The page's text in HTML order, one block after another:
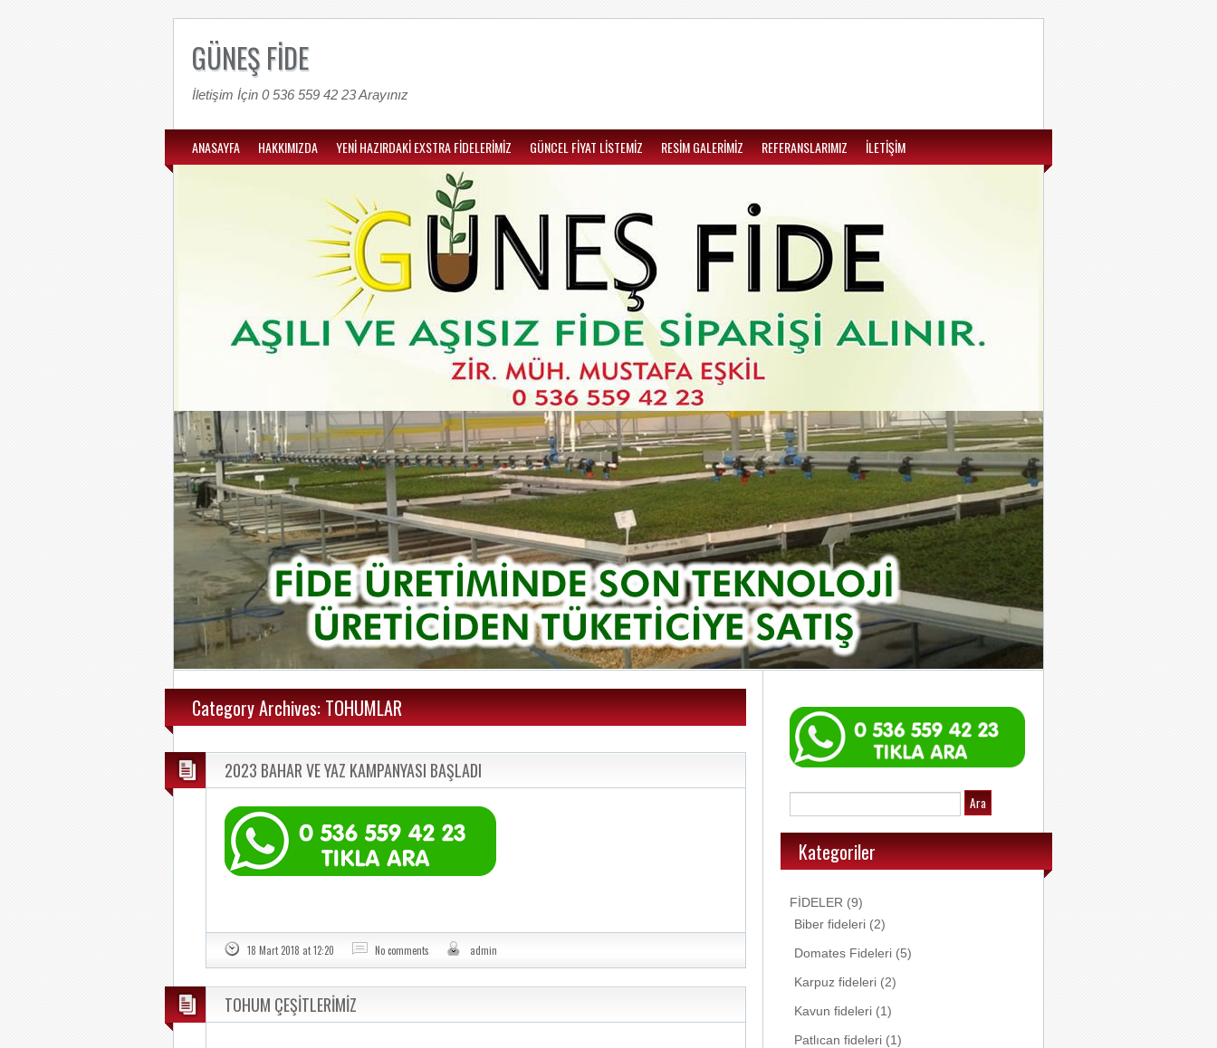
GÜNEŞ FİDE
İletişim İçin 0 536 559 42 23 Arayınız
ANASAYFA HAKKIMIZDA YENİ HAZIRDAKİ EXSTRA FİDELERİMİZ GÜNCEL FİYAT LİSTEMİZ RESİM GALERİMİZ REFERANSLARIMIZ İLETİŞİM
Category Archives: TOHUMLAR
2023 BAHAR VE YAZ KAMPANYASI BAŞLADI
18 Mart 2018 at 12:20 No comments admin
TOHUM ÇEŞİTLERİMİZ
Kategoriler
FİDELER (9)
Biber fideleri (2)
Domates Fideleri (5)
Karpuz fideleri (2)
Kavun fideleri (1)
Patlıcan fideleri (1)